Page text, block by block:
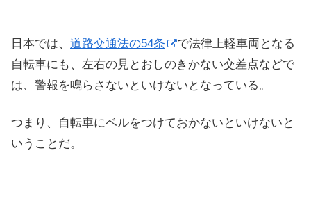
日本では、 道路交通法の54条
で法律上軽車両となる
自転車にも、左右の見とおしのきかない交差点などで
は、警報を鳴らさないといけないとなっている。
つまり、自転車にベルをつけておかないといけないと
いうことだ。